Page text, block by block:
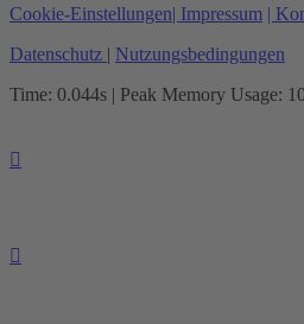
Cookie-Einstellungen| Impressum |
Datenschutz | Nutzungsbedingungen
Time: 0.044s | Peak Memory Usage: